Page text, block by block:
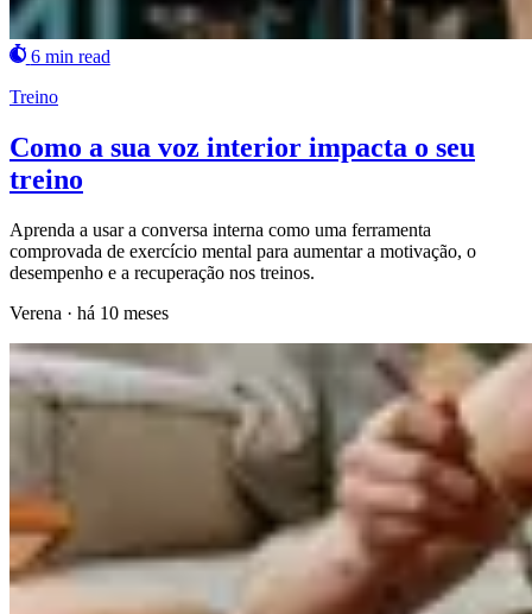
6 min read
Treino
Como a sua voz interior impacta o seu
treino
Aprenda a usar a conversa interna como uma ferramenta
comprovada de exercício mental para aumentar a motivação, o
desempenho e a recuperação nos treinos.
Verena · há 10 meses